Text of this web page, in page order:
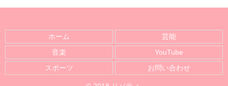
ホーム
芸能
音楽
YouTube
スポーツ
お問い合わせ